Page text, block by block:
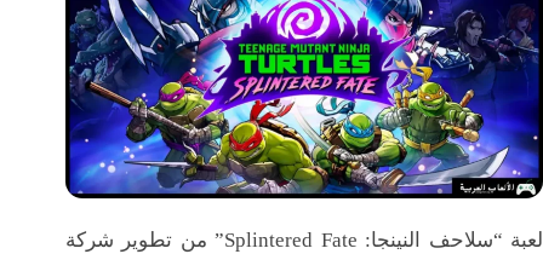
لعبة “سلاحف النينجا: Splintered Fate” من تطوير شركة